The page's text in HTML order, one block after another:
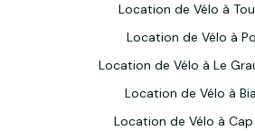
Location de Vélo à
Location de Vélo à
Location de Vélo à Le
Location de Vélo à
Location de Vélo à